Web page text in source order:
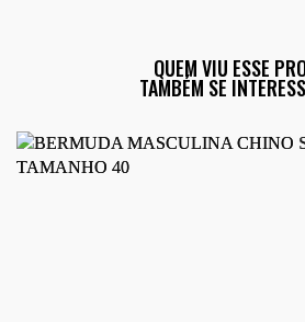
QUEM VIU ESSE
TAMBÉM SE